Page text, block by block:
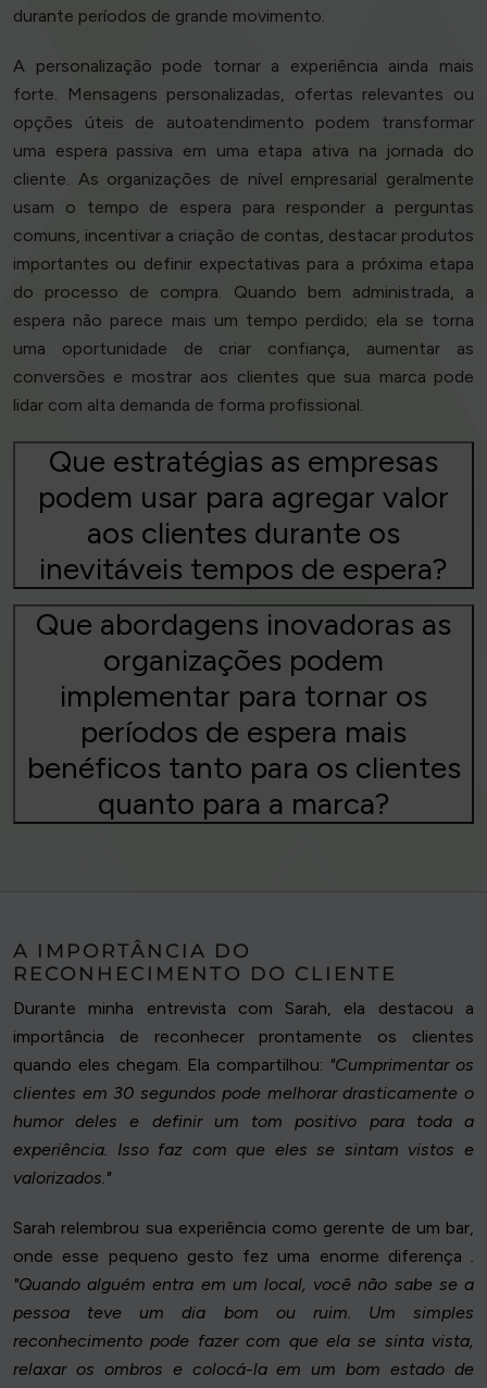
durante períodos de grande movimento.
A personalização pode tornar a experiência ainda mais
forte. Mensagens personalizadas, ofertas relevantes ou
opções úteis de autoatendimento podem transformar
uma espera passiva em uma etapa ativa na jornada do
cliente. As organizações de nível empresarial geralmente
usam o tempo de espera para responder a perguntas
comuns, incentivar a criação de contas, destacar produtos
importantes ou definir expectativas para a próxima etapa
do processo de compra. Quando bem administrada, a
espera não parece mais um tempo perdido; ela se torna
uma oportunidade de criar confiança, aumentar as
conversões e mostrar aos clientes que sua marca pode
lidar com alta demanda de forma profissional.
Que estratégias as empresas
podem usar para agregar valor
aos clientes durante os
inevitáveis tempos de espera?
Que abordagens inovadoras as
organizações podem
implementar para tornar os
períodos de espera mais
benéficos tanto para os clientes
quanto para a marca?
A IMPORTÂNCIA DO
RECONHECIMENTO DO CLIENTE
Durante minha entrevista com Sarah, ela destacou a
importância de reconhecer prontamente os clientes
quando eles chegam. Ela compartilhou: "Cumprimentar os
clientes em 30 segundos pode melhorar drasticamente o
humor deles e definir um tom positivo para toda a
experiência. Isso faz com que eles se sintam vistos e
valorizados."
Sarah relembrou sua experiência como gerente de um bar,
onde esse pequeno gesto fez uma enorme diferença .
"Quando alguém entra em um local, você não sabe se a
pessoa teve um dia bom ou ruim. Um simples
reconhecimento pode fazer com que ela se sinta vista,
relaxar os ombros e colocá-la em um bom estado de